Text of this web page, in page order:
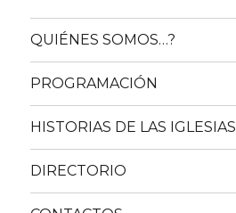
QUIÉNES SOMOS…?
PROGRAMACIÓN
HISTORIAS DE LAS IGLESIAS
DIRECTORIO